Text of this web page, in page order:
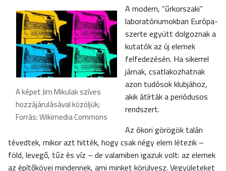
A képet Jim Mikulak szíves
hozzájárulásával közöljük;
Forrás: Wikimedia Commons
A modern, “űrkorszaki”
laboratóriumokban Európa-
szerte együtt dolgoznak a
kutatók az új elemek
felfedezésén. Ha sikerrel
járnak, csatlakozhatnak
azon tudósok klubjához,
akik átírták a periódusos
rendszert.
Az ókori görögök talán
tévedtek, mikor azt hitték, hogy csak négy elem létezik –
föld, levegő, tűz és víz – de valamiben igazuk volt: az elemek
az építőkövei mindennek, ami minket körülvesz. Vegyületeket